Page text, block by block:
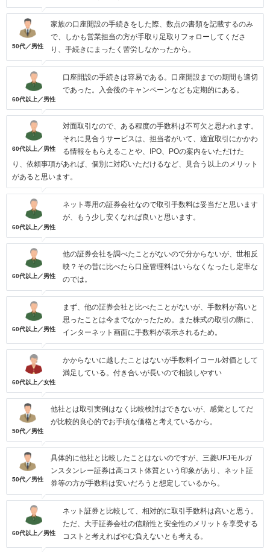
50代／男性
家族の口座開設の手続きをした際、数点の書類を記載するのみ
で、しかも営業担当の方が手取り足取りフォローしてくださ
り、手続きにまったく苦労しなかったから。
60代以上／男性
口座開設の手続きは容易である。口座開設までの期間も適切
であった。入会後のキャンペーンなども定期的にある。
60代以上／男性
対面取引なので、ある程度の手数料は不可欠と思われます。
それに見合うサービスは、担当者がいて、適宜取引にかかわ
る情報をもらえることや、IPO、POの案内をいただけた
り、依頼事項があれば、個別に対応いただけるなど、見合う以上のメリット
があると思います。
60代以上／男性
ネット専用の証券会社なので取引手数料は妥当だと思います
が、もう少し安くなれば良いと思います。
60代以上／男性
他の証券会社を調べたことがないので分からないが、世相反
映？その昔に比べたら口座管理料はいらなくなったし定率な
のでは。
60代以上／男性
まず、他の証券会社と比べたことがないが、手数料が高いと
思ったことは今までなかったため。また株式の取引の際に、
インターネット画面に手数料が表示されるため。
60代以上／女性
かからないに越したことはないが手数料イコール対価として
満足している。付き合いが長いので相談しやすい
50代／男性
他社とは取引実例はなく比較検討はできないが、感覚としてだ
が比較的良心的でお手頃な価格と考えているから。
50代／男性
具体的に他社と比較したことはないのですが、三菱UFJモルガ
ンスタンレー証券は高コスト体質という印象があり、ネット証
券等の方が手数料は安いだろうと想定しているから。
60代以上／男性
ネット証券と比較して、相対的に取引手数料は高いと思う。
ただ、大手証券会社の信頼性と安全性のメリットを享受する
コストと考えればやむ負えないとも考える。